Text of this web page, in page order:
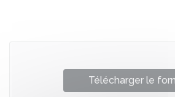
Télécharger le